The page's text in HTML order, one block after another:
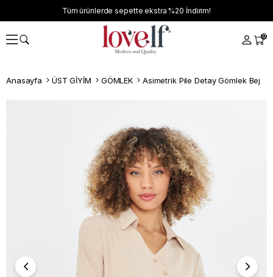
Tüm ürünlerde sepette ekstra %20 İndirim!
0
Anasayfa ÜST GİYİM GÖMLEK Asimetrik Pile Detay Gömlek Bej